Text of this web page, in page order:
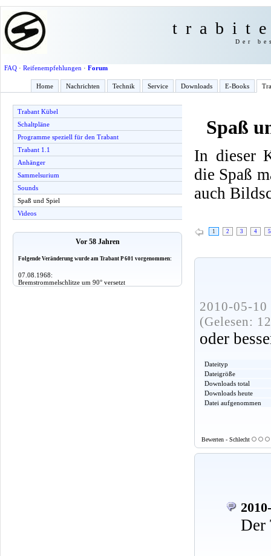
Der
FAQ· Reifenempfehlungen · Forum
Home Nachrichten Technik Service Downloads E-Books
Trabant Kübel
Schaltpläne
Programme speziell für den Trabant
Trabant 1.1
Anhänger
Sammelsurium
Sounds
Spaß und Spiel
Videos
Vor 58 Jahren
Folgende Veränderung wurde am Trabant P 601 vorgenommen:
07.08.1968:
Bremstrommelschlitze um 90° versetzt
Spaß
In dieser
die Spaß
auch
1 2 3 4 5
2010-05-
(Gelesen:
oder
Dateityp
Dateigröße
Downloads total
Downloads heute
Datei aufgenommen
Bewerten - Schlecht
Der